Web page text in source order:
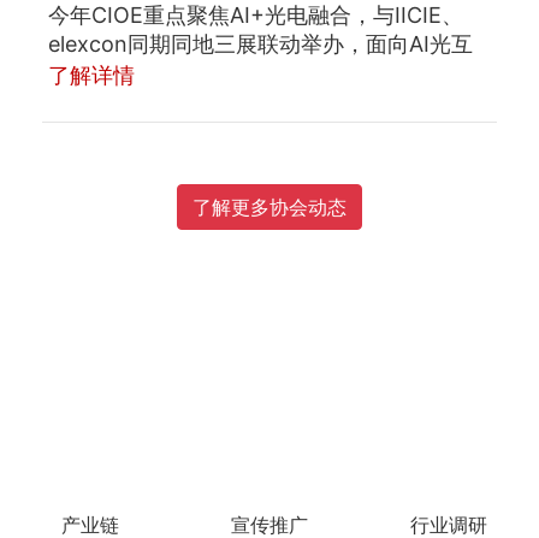
今年CIOE重点聚焦AI+光电融合，与IICIE、
elexcon同期同地三展联动举办，面向AI光互
连、AI重构智能感知与成像、AI升级智能制造
用，构建光芯存电全生态！
了解详情
了解更多协会动态
产业链
行业调研